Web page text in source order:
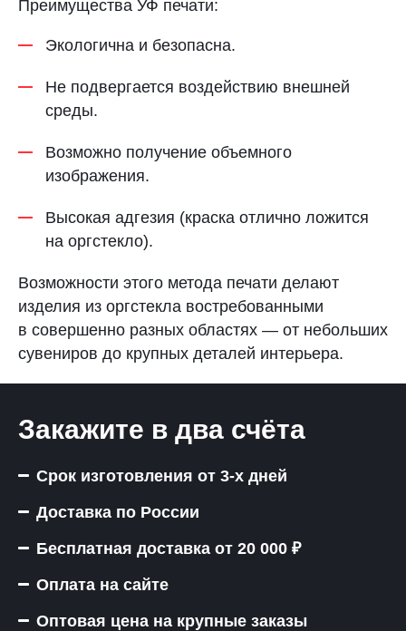
Преимущества УФ печати:
Экологична и безопасна.
Не подвергается воздействию внешней
среды.
Возможно получение объемного
изображения.
Высокая адгезия (краска отлично ложится
на оргстекло).
Возможности этого метода печати делают
изделия из оргстекла востребованными
в совершенно разных областях — от небольших
сувениров до крупных деталей интерьера.
Закажите в два счёта
Срок изготовления от 3-х дней
Доставка по России
Бесплатная доставка от 20 000 ₽
Оплата на сайте
Оптовая цена на крупные заказы